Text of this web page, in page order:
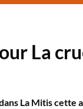
La
La Mitis cette